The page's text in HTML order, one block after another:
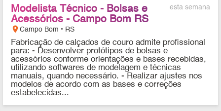
esta semana
Modelista Técnico - Bolsas e
Acessórios - Campo Bom RS
location_onCampo Bom • RS
Fabricação de calçados de couro admite profissional
para: - Desenvolver protótipos de bolsas e
acessórios conforme orientações e bases recebidas,
utilizando softwares de modelagem e técnicas
manuais, quando necessário. - Realizar ajustes nos
modelos de acordo com as bases e correções
estabelecidas...